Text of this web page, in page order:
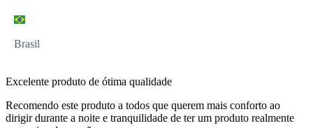
Brasil
Excelente produto de ótima qualidade
Recomendo este produto a todos que querem mais conforto ao
dirigir durante a noite e tranquilidade de ter um produto realmente